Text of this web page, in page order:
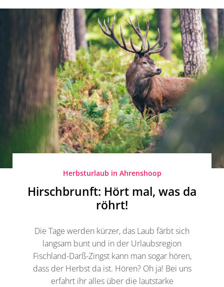
Herbsturlaub in Ahrenshoop
Hirschbrunft: Hört mal, was da
röhrt!
Die Tage werden kürzer, das Laub färbt sich
langsam bunt und in der Urlaubsregion
Fischland-Darß-Zingst kann man sogar hören,
dass der Herbst da ist. Hören? Oh ja! Bei uns
erfahrt ihr alles über die lautstarke